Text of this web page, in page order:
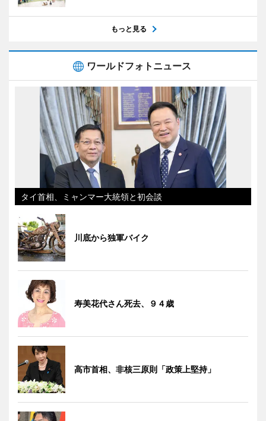
もっと見る
ワールドフォトニュース
タイ首相、ミャンマー大統領と初会談
川底から独軍バイク
寿美花代さん死去、９４歳
高市首相、非核三原則「政策上堅持」